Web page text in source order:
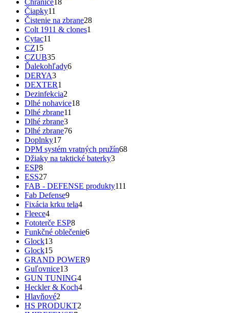
Čiapky11
Čistenie na zbrane28
Colt 1911 & clones1
Cytac11
CZ15
CZUB35
Ďalekohľady6
DERYA3
DEXTER1
Dezinfekcia2
Dlhé nohavice18
Dlhé zbrane11
Dlhé zbrane3
Dlhé zbrane76
Doplnky17
DPM systém vratných pružín68
Džiaky na taktické baterky3
ESP8
ESS27
FAB - DEFENSE produkty111
Fab Defense9
Fixácia krku tela4
Fleece4
Fototerče ESP8
Funkčné oblečenie6
Glock13
Glock15
GRAND POWER9
Guľovnice13
GUN TUNING4
Heckler & Koch4
Hlavňové2
HS PRODUKT2